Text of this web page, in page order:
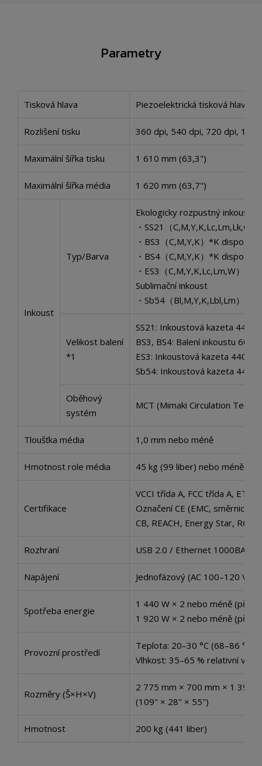
Parametry
Tisková hlava Piezoelektrická tisková hlava
Rozlišení tisku 360 dpi, 540 dpi, 720 dpi, 1
Maximální šířka tisku 1 610 mm (63,3")
Maximální šířka média 1 620 mm (63,7")
Inkoust
Typ/Barva
Ekologicky rozpustný inkoust
・SS21（
・BS3（C,M,Y,K）*K
・BS4（C,M,Y,K）*K
・ES3（C,M,Y,K,Lc,Lm,W）
Sublimační inkoust
・Sb54（Bl,M,Y,K,Lbl,Lm）
Velikost balení
*1
SS21: Inkoustová kazeta 440
BS3, BS4: Balení inkoustu 600
ES3: Inkoustová kazeta 440
Sb54: Inkoustová kazeta 440
Oběhový
systém
MCT (Mimaki Circulation
Tloušťka média 1,0 mm nebo méně
Hmotnost role média 45 kg (99 liber) nebo méně
Certifikace
VCCI třída A, FCC třída A, ETL
Označení CE (EMC, směrnice
CB, REACH, Energy Star, RCM,
Rozhraní USB 2.0 / Ethernet 1000BASE-
Napájení Jednofázový (AC 100–120 V /
Spotřeba energie
1 440 W × 2 nebo méně (při
1 920 W × 2 nebo méně (při
Provozní prostředí
Teplota: 20–30 °C (68–86 °F)
Vlhkost: 35–65 % relativní
Rozměry (Š×H×V)
2 775 mm × 700 mm × 1 392
(109" × 28" × 55")
Hmotnost 200 kg (441 liber)